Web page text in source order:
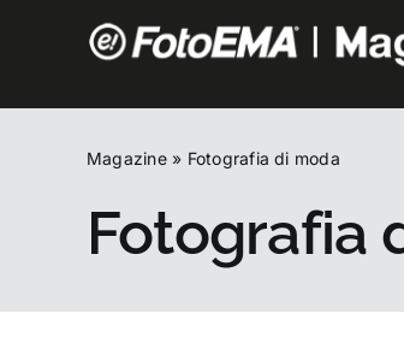
Magazine» Fotografia di moda
Fotografia